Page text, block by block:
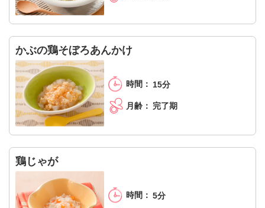
かぶの鶏そぼろあんかけ
15分
完了期
鶏じゃが
5分